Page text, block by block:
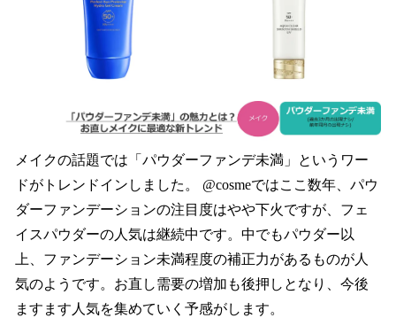
メイクの話題では「パウダーファンデ未満」というワー
ドがトレンドインしました。 @cosmeではここ数年、パウ
ダーファンデーションの注目度はやや下火ですが、フェ
イスパウダーの人気は継続中です。中でもパウダー以
上、ファンデーション未満程度の補正力があるものが人
気のようです。お直し需要の増加も後押しとなり、今後
ますます人気を集めていく予感がします。